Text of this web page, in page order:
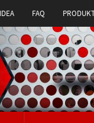
FAQ